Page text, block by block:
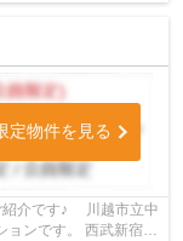
定物件を見る
川越市立中
す。 西武新宿